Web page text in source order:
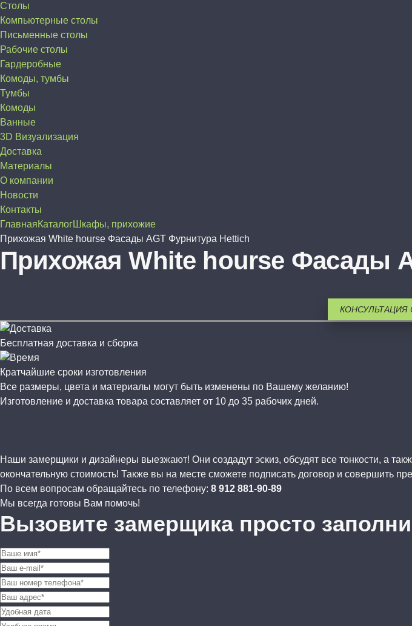
Столы
Компьютерные столы
Письменные столы
Рабочие столы
Гардеробные
Комоды, тумбы
Тумбы
Комоды
Ванные
3D Визуализация
Доставка
Материалы
О компании
Новости
Контакты
ГлавнаяКаталогШкафы, прихожие
Прихожая White hourse Фасады AGT Фурнитура Hettich
Прихожая White hourse Фасады
КОНСУЛЬТАЦИЯ
Бесплатная доставка и сборка
Кратчайшие сроки изготовления
Все размеры, цвета и материалы могут быть изменены по Вашему желанию!
Изготовление и доставка товара составляет от 10 до 35 рабочих дней.
Наши замерщики и дизайнеры выезжают! Они создадут эскиз, обсудят все тонкости, а
окончательную стоимость! Также вы на месте сможете подписать договор и совершить
По всем вопросам обращайтесь по телефону: 8 912 881-90-89
Мы всегда готовы Вам помочь!
Вызовите замерщика просто